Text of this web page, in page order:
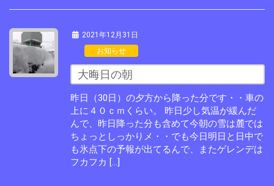
2021年12月31日
お知らせ
大晦日の朝
昨日（30日）の夕方から降った分です・・車の
上に４０ｃｍくらい。 昨日少し気温が緩んだ
んで、昨日降った分も含めて今朝の雪は麓では
ちょっとしっかりメ・・でも今日明日と日中で
も氷点下の予報が出てるんで、またゲレンデは
フカフカ […]